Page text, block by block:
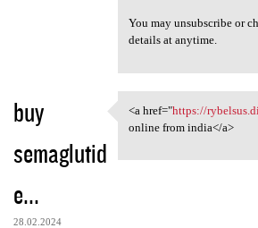
You may unsubscribe or
details at anytime.
buy
semaglutid
e...
28.02.2024
<a href="https://
<a href="https://
online from india</a>